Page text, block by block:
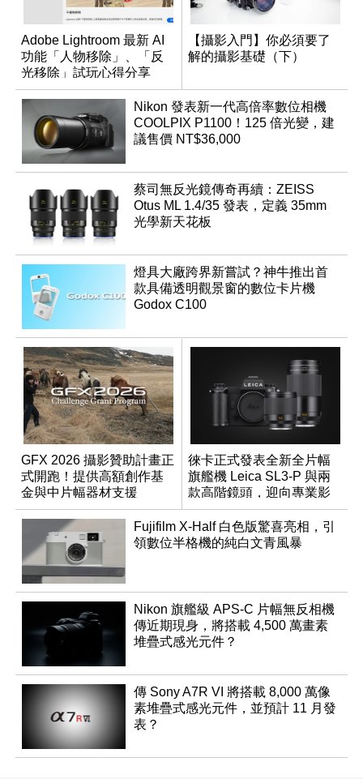
Adobe Lightroom 最新 AI
功能「人物移除」、「反
光移除」試玩心得分享
【攝影入門】你必須要了
解的攝影基礎（下）
Nikon 發表新一代高倍率數位相機
COOLPIX P1100！125 倍光變，建
議售價 NT$36,000
蔡司無反光鏡傳奇再續：ZEISS
Otus ML 1.4/35 發表，定義 35mm
光學新天花板
燈具大廠跨界新嘗試？神牛推出首
款具備透明觀景窗的數位卡片機
Godox C100
GFX 2026 攝影贊助計畫正
式開跑！提供高額創作基
金與中片幅器材支援
徠卡正式發表全新全片幅
旗艦機 Leica SL3-P 與兩
款高階鏡頭，迎向專業影
音全方位演進
Fujifilm X-Half 白色版驚喜亮相，引
領數位半格機的純白文青風暴
Nikon 旗艦級 APS-C 片幅無反相機
傳近期現身，將搭載 4,500 萬畫素
堆疊式感光元件？
傳 Sony A7R VI 將搭載 8,000 萬像
素堆疊式感光元件，並預計 11 月發
表？